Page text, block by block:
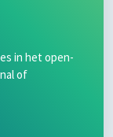
in het open-
of